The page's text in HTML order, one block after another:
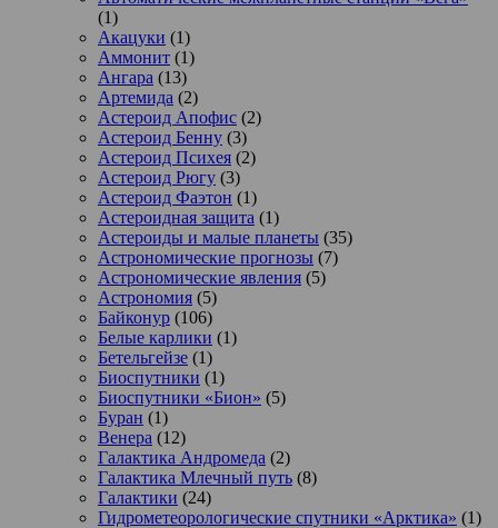
(1)
Акацуки (1)
Аммонит (1)
Ангара (13)
Артемида (2)
Астероид Апофис (2)
Астероид Бенну (3)
Астероид Психея (2)
Астероид Рюгу (3)
Астероид Фаэтон (1)
Астероидная защита (1)
Астероиды и малые планеты (35)
Астрономические прогнозы (7)
Астрономические явления (5)
Астрономия (5)
Байконур (106)
Белые карлики (1)
Бетельгейзе (1)
Биоспутники (1)
Биоспутники «Бион» (5)
Буран (1)
Венера (12)
Галактика Андромеда (2)
Галактика Млечный путь (8)
Галактики (24)
Гидрометеорологические спутники «Арктика» (1)